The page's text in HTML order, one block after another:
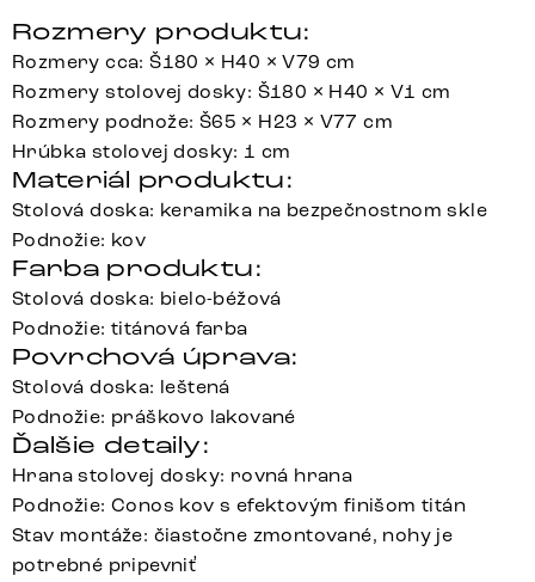
Rozmery produktu:
Rozmery cca: Š180 × H40 × V79 cm
Rozmery stolovej dosky: Š180 × H40 × V1 cm
Rozmery podnože: Š65 × H23 × V77 cm
Hrúbka stolovej dosky: 1 cm
Materiál produktu:
Stolová doska: keramika na bezpečnostnom skle
Podnožie: kov
Farba produktu:
Stolová doska: bielo-béžová
Podnožie: titánová farba
Povrchová úprava:
Stolová doska: leštená
Podnožie: práškovo lakované
Ďalšie detaily:
Hrana stolovej dosky: rovná hrana
Podnožie: Conos kov s efektovým finišom titán
Stav montáže: čiastočne zmontované, nohy je
potrebné pripevniť